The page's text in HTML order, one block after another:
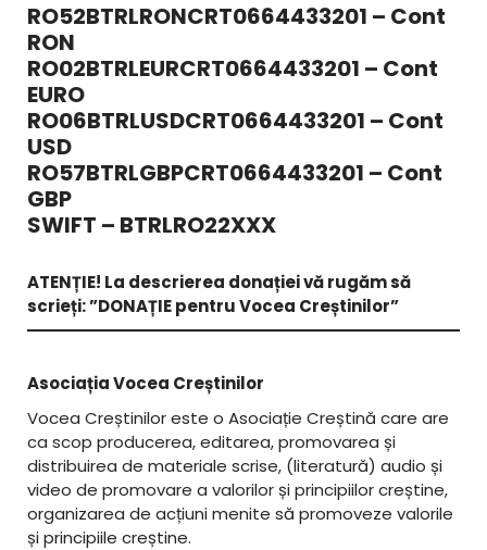
RO52BTRLRONCRT0664433201 – Cont
RON
RO02BTRLEURCRT0664433201 – Cont
EURO
RO06BTRLUSDCRT0664433201 – Cont
USD
RO57BTRLGBPCRT0664433201 – Cont
GBP
SWIFT – BTRLRO22XXX
ATENȚIE! La descrierea donației vă rugăm să
scrieți: ”DONAȚIE pentru Vocea Creștinilor”
Asociația Vocea Creștinilor
Vocea Creștinilor este o Asociație Creștină care are
ca scop producerea, editarea, promovarea și
distribuirea de materiale scrise, (literatură) audio și
video de promovare a valorilor și principiilor creștine,
organizarea de acțiuni menite să promoveze valorile
și principiile creștine.